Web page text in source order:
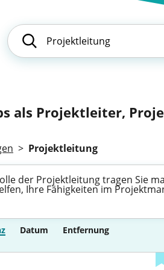
als Projektleiter,
> Projektleitung
der Projektleitung tragen Sie
Ihre Fähigkeiten im
Datum Entfernung